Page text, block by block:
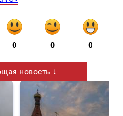
0 0 0
новость ↓